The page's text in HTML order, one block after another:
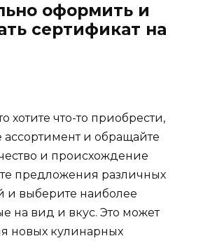
оформить и
сертификат на
хотите что-то приобрести,
ассортимент и обращайте
и происхождение
предложения различных
и выберите наиболее
на вид и вкус. Это может
новых кулинарных